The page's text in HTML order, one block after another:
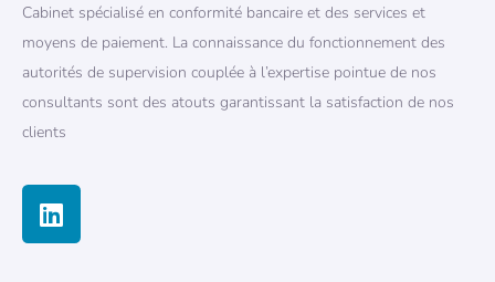
Cabinet spécialisé en conformité bancaire et des services et
moyens de paiement. La connaissance du fonctionnement des
autorités de supervision couplée à l’expertise pointue de nos
consultants sont des atouts garantissant la satisfaction de nos
clients